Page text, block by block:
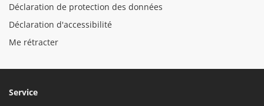
Déclaration de protection des données
Déclaration d'accessibilité
Me rétracter
Service